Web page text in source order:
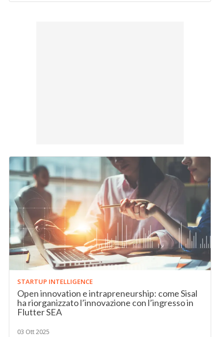
STARTUP INTELLIGENCE
Open innovation e intrapreneurship: come Sisal
ha riorganizzato l’innovazione con l’ingresso in
Flutter SEA
03 Ott 2025